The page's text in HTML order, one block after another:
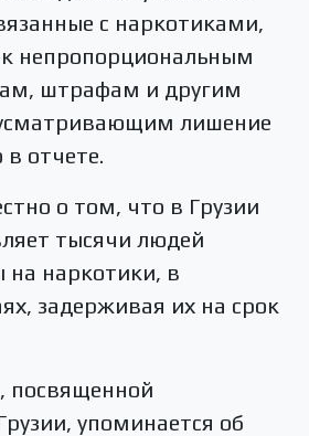
с наркотиками,
непропорциональным
штрафам и другим
лишение
отчете.
о том, что в Грузии
тысячи людей
на наркотики, в
задерживая их на срок
посвященной
упоминается об